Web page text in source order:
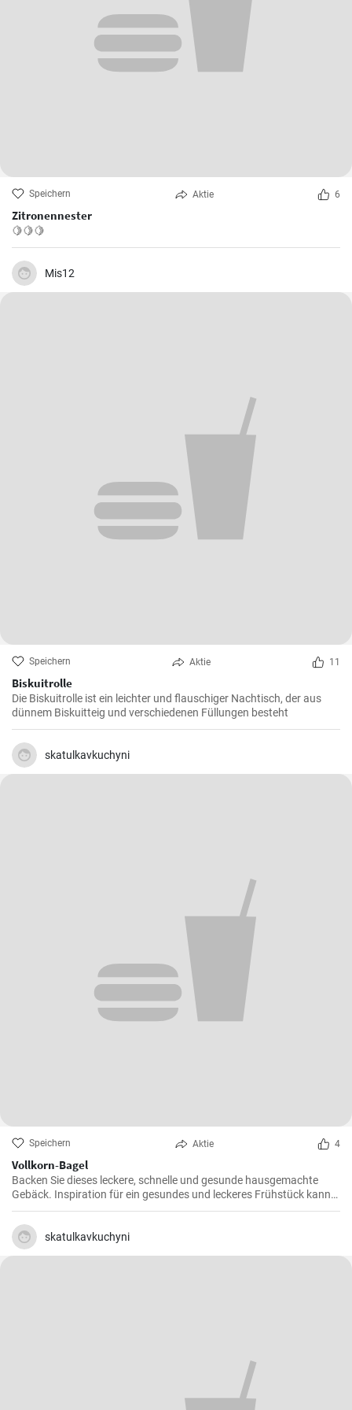
Speichern Aktie 6
Zitronennester
🍋🍋🍋
Mis12
Speichern Aktie 11
Biskuitrolle
Die Biskuitrolle ist ein leichter und flauschiger Nachtisch, der aus
dünnem Biskuitteig und verschiedenen Füllungen besteht
skatulkavkuchyni
Speichern Aktie 4
Vollkorn-Bagel
Backen Sie dieses leckere, schnelle und gesunde hausgemachte
Gebäck. Inspiration für ein gesundes und leckeres Frühstück kann
man nie genug haben.
skatulkavkuchyni